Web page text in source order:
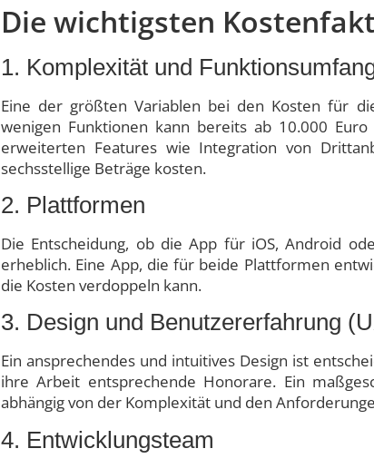
Die wichtigsten
1. Komplexität und
Eine der größten Variablen bei den Kosten für
wenigen Funktionen kann bereits ab 10.000
erweiterten Features wie Integration von
sechsstellige Beträge kosten.
2. Plattformen
Die Entscheidung, ob die App für iOS, Android
erheblich. Eine App, die für beide Plattformen
die Kosten verdoppeln kann.
3. Design und Benutzererfahrung
Ein ansprechendes und intuitives Design ist
ihre Arbeit entsprechende Honorare. Ein
abhängig von der Komplexität und den
4. Entwicklungsteam